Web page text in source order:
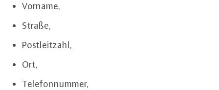
Vorname,
Straße,
Post­leit­zahl,
Ort,
Te­le­fon­num­mer,